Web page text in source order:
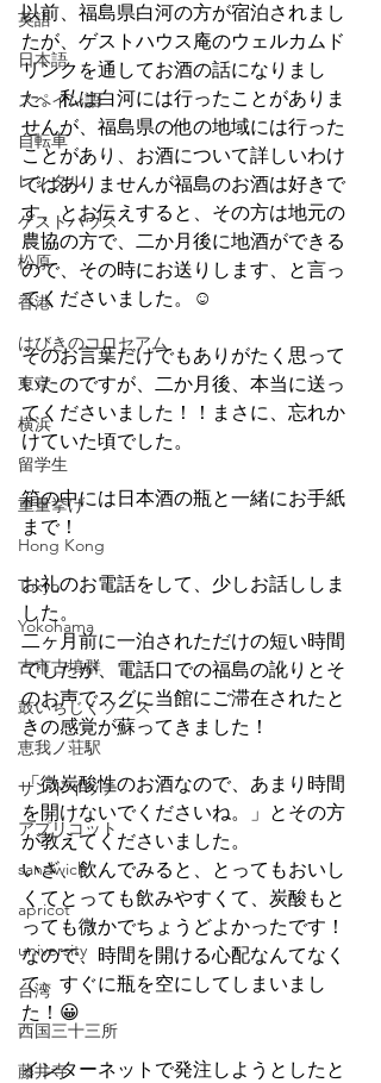
英語
日本語
スペイン語
自転車
レンタル
ゲストハウス
松原
香港
はびきのコロセアム
東京
横浜
留学生
重量挙げ
Hong Kong
Tokyo
Yokohama
古市古墳群
鼓いちじくソース
恵我ノ荘駅
サンドイッチ
アプリコット
sandwich
apricot
university
台湾
西国三十三所
藤井寺
以前、福島県白河の方が宿泊されまし
たが、ゲストハウス庵のウェルカムド
リンクを通してお酒の話になりまし
た。私は白河には行ったことがありま
せんが、福島県の他の地域には行った
ことがあり、お酒について詳しいわけ
ではありませんが福島のお酒は好きで
す、とお伝えすると、その方は地元の
農協の方で、二か月後に地酒ができる
ので、その時にお送りします、と言っ
てくださいました。☺
そのお言葉だけでもありがたく思って
いたのですが、二か月後、本当に送っ
てくださいました！！まさに、忘れか
けていた頃でした。
箱の中には日本酒の瓶と一緒にお手紙
まで！
お礼のお電話をして、少しお話ししま
した。
二ヶ月前に一泊されただけの短い時間
でしたが、電話口での福島の訛りとそ
のお声でスグに当館にご滞在されたと
きの感覚が蘇ってきました！
「微炭酸性のお酒なので、あまり時間
を開けないでくださいね。」とその方
が教えてくださいました。
いざ、飲んでみると、とってもおいし
くてとっても飲みやすくて、炭酸もと
っても微かでちょうどよかったです！
なので、時間を開ける心配なんてなく
て、すぐに瓶を空にしてしまいまし
た！😀
インターネットで発注しようとしたと